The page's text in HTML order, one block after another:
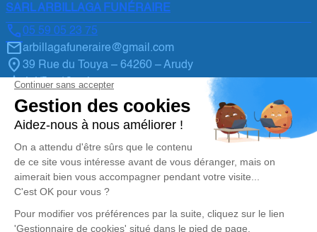
SARL ARBILLAGA FUNÉRAIRE
05 59 05 23 75
arbillagafuneraire@gmail.com
39 Rue du Touya – 64260 – Arudy
4.4/5 – 13 avis
SARL ARBILLAGA FUNÉRAIRE
arbillagafuneraire@gmail.com
1 Av. Charles Peyrou – 64400 – Oloron-Sainte-Marie
Nos Services
Organiser des Obsèques
Demande de rendez-vous en